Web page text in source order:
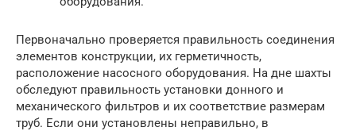
Первоначально проверяется правильность соединения
элементов конструкции, их герметичность,
расположение насосного оборудования. На дне шахты
обследуют правильность установки донного и
механического фильтров и их соответствие размерам
труб. Если они установлены неправильно, в